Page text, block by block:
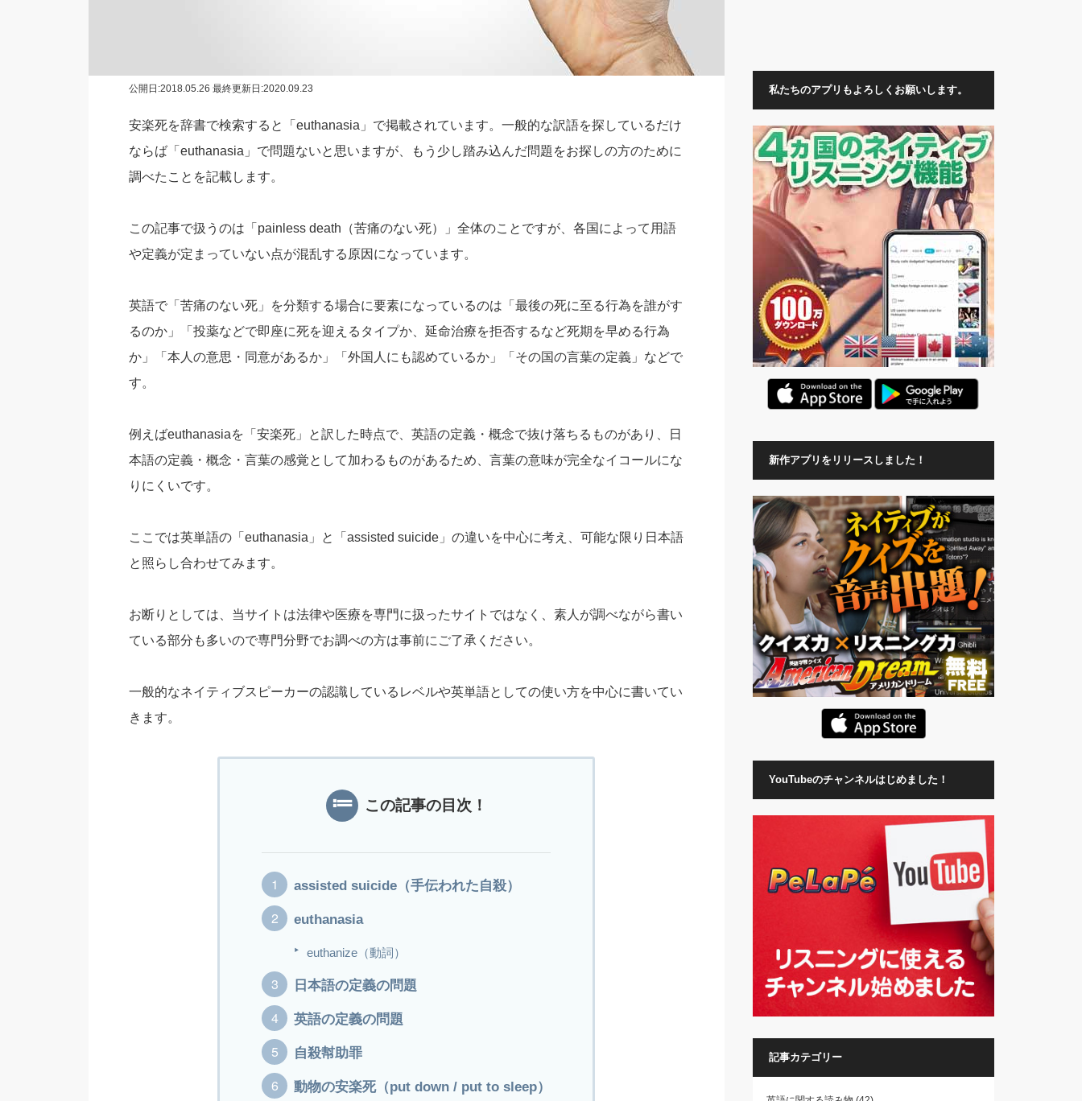
公開日:2018.05.26 最終更新日:2020.09.23
安楽死を辞書で検索すると「euthanasia」で掲載されています。一般的な訳語を探しているだけ
ならば「euthanasia」で問題ないと思いますが、もう少し踏み込んだ問題をお探しの方のために
調べたことを記載します。
この記事で扱うのは「painless death（苦痛のない死）」全体のことですが、各国によって用語
や定義が定まっていない点が混乱する原因になっています。
英語で「苦痛のない死」を分類する場合に要素になっているのは「最後の死に至る行為を誰がす
るのか」「投薬などで即座に死を迎えるタイプか、延命治療を拒否するなど死期を早める行為
か」「本人の意思・同意があるか」「外国人にも認めているか」「その国の言葉の定義」などで
す。
例えばeuthanasiaを「安楽死」と訳した時点で、英語の定義・概念で抜け落ちるものがあり、日
本語の定義・概念・言葉の感覚として加わるものがあるため、言葉の意味が完全なイコールにな
りにくいです。
ここでは英単語の「euthanasia」と「assisted suicide」の違いを中心に考え、可能な限り日本語
と照らし合わせてみます。
お断りとしては、当サイトは法律や医療を専門に扱ったサイトではなく、素人が調べながら書い
ている部分も多いので専門分野でお調べの方は事前にご了承ください。
一般的なネイティブスピーカーの認識しているレベルや英単語としての使い方を中心に書いてい
きます。
この記事の目次！
assisted suicide（手伝われた自殺）
euthanasia
euthanize（動詞）
日本語の定義の問題
英語の定義の問題
自殺幇助罪
動物の安楽死（put down / put to sleep）
私たちのアプリもよろしくお願いします。
新作アプリをリリースしました！
YouTubeのチャンネルはじめました！
記事カテゴリー